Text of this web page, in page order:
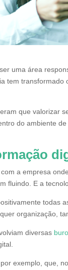
uma área
tem
que valorizar
do ambiente
a empresa
fluindo. E a
todas
organização,
diversas
exemplo, que,